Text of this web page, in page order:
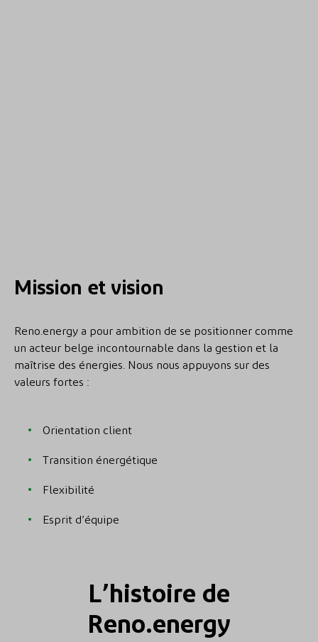
Mission et vision
Reno.energy a pour ambition de se positionner comme
un acteur belge incontournable dans la gestion et la
maîtrise des énergies. Nous nous appuyons sur des
valeurs fortes :
Orientation client
Transition énergétique
Flexibilité
Esprit d’équipe
L’histoire de
Reno.energy